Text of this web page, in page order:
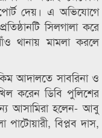
দেয়। এ অভিযোগে
সিলগালা করে
থানায় মামলা করলে
আদালতে সাবরিনা ও
করেন ডিবি পুলিশের
আসামিরা হলেন- আবু
বিপ্লব দাস,